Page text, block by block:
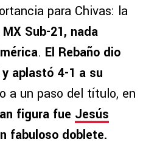
para Chivas: la
Sub-21, nada
. El Rebaño dio
aplastó 4-1 a su
a un paso del título, en
figura fue Jesús
fabuloso doblete.